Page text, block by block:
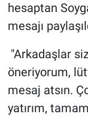
hesaptan
mesajı
"Arkadaşlar
öneriyorum,
mesaj atsın.
yatırım,
Ne demişti
Nedir